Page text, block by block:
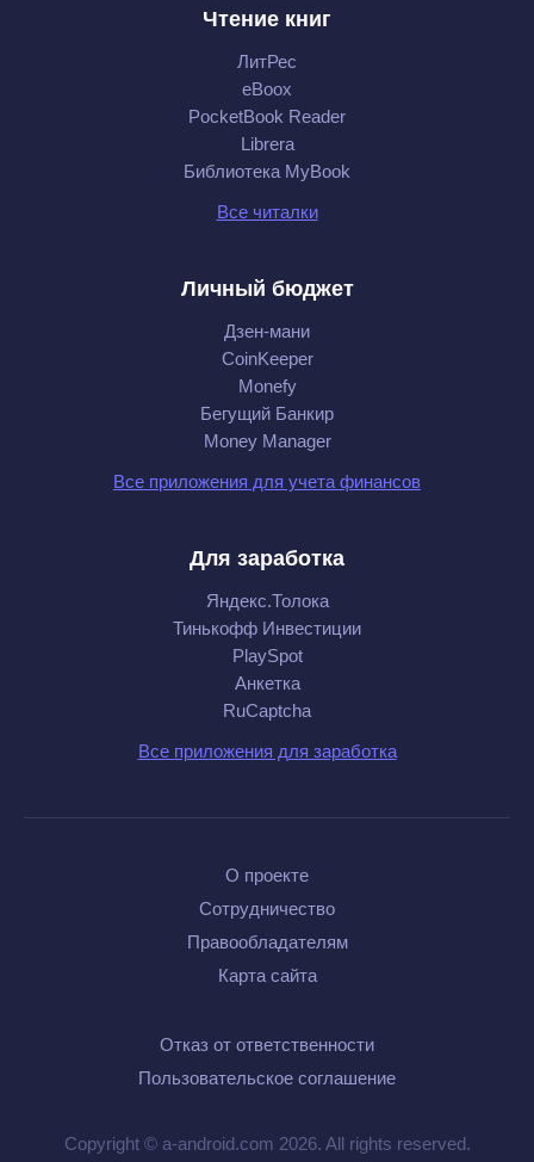
Чтение книг
ЛитРес
eBoox
PocketBook Reader
Librera
Библиотека MyBook
Все читалки
Личный бюджет
Дзен-мани
CoinKeeper
Monefy
Бегущий Банкир
Money Manager
Все приложения для учета финансов
Для заработка
Яндекс.Толока
Тинькофф Инвестиции
PlaySpot
Анкетка
RuCaptcha
Все приложения для заработка
О проекте
Сотрудничество
Правообладателям
Карта сайта
Отказ от ответственности
Пользовательское соглашение
Copyright © a-android.com 2026. All rights reserved.